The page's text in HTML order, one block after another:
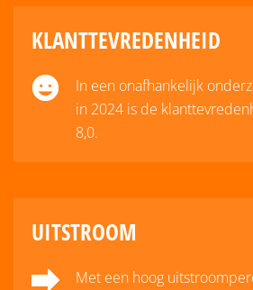
KLANTTEVREDENHEID
In een onafhankelijk
in 2024 is de
8,0.
UITSTROOM
Met een hoog